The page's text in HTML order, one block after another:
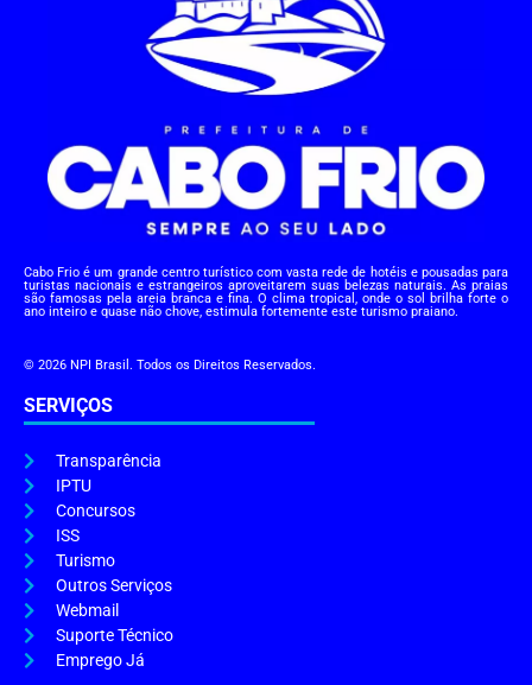
Cabo Frio é um grande centro turístico com vasta rede de hotéis e pousadas para
turistas nacionais e estrangeiros aproveitarem suas belezas naturais. As praias
são famosas pela areia branca e fina. O clima tropical, onde o sol brilha forte o
ano inteiro e quase não chove, estimula fortemente este turismo praiano.
© 2026 NPI Brasil. Todos os Direitos Reservados.
SERVIÇOS
Transparência
IPTU
Concursos
ISS
Turismo
Outros Serviços
Webmail
Suporte Técnico
Emprego Já